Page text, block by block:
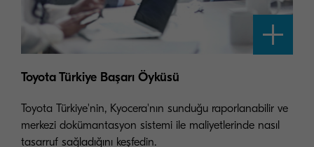
Toyota Türkiye Başarı Öyküsü
Toyota Türkiye'nin, Kyocera'nın sunduğu raporlanabilir ve
merkezi dokümantasyon sistemi ile maliyetlerinde nasıl
tasarruf sağladığını keşfedin.